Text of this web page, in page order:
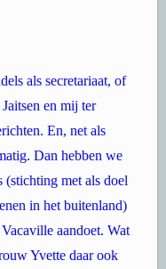
als secretariaat, of
en mij ter
En, net als
Dan hebben we
met als doel
in het buitenland)
aandoet. Wat
Yvette daar ook